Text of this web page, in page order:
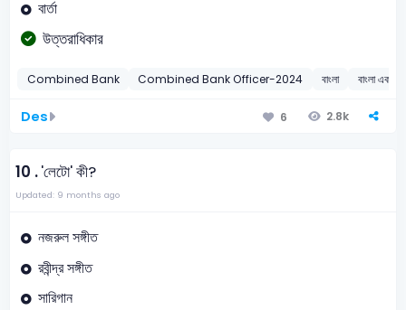
বার্তা
উত্তরাধিকার
Combined Bank Combined Bank Officer-2024 বাংলা বাংলা
Des 6 2.8k
10 .'লেটো' কী?
Updated: 9 months ago
নজরুল সঙ্গীত
রবীন্দ্র সঙ্গীত
সারিগান